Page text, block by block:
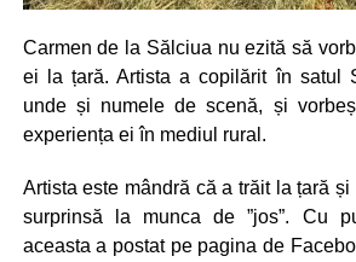
Carmen de la Sălciua nu ezită să
ei la țară. Artista a copilărit în satul
unde și numele de scenă, și
experiența ei în mediul rural.
Artista este mândră că a trăit la țară
surprinsă la munca de ”jos”. Cu
aceasta a postat pe pagina de